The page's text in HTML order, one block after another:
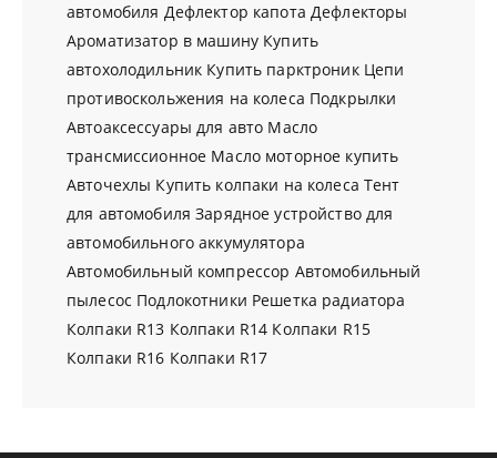
автомобиля Дефлектор капота Дефлекторы
Ароматизатор в машину Купить
автохолодильник Купить парктроник Цепи
противоскольжения на колеса Подкрылки
Автоаксессуары для авто Масло
трансмиссионное Масло моторное купить
Авточехлы Купить колпаки на колеса Тент
для автомобиля Зарядное устройство для
автомобильного аккумулятора
Автомобильный компрессор Автомобильный
пылесос Подлокотники Решетка радиатора
Колпаки R13 Колпаки R14 Колпаки R15
Колпаки R16 Колпаки R17